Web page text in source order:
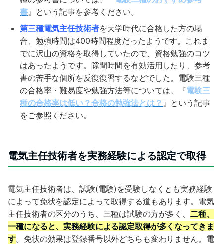
書 』という記事を参考ください。
第三種電気主任技術者を大学時代に合格した方の場
合、勉強時間は400時間程度だったようです。これま
でに沢山の資格を取得していたので、資格勉強のコツ
はあったようです。隙間時間を有効活用したり、参考
書の苦手な個所を反復復習するなどでした。電験三種
の合格率・難易度や勉強方法等については、『電験三
種の合格率は低い？合格の勉強法とは？ 』という記事
をご参照ください。
電気主任技術者を実務経験による認定で取得
電気主任技術者は、試験(電験)を受験しなくとも実務経験
によって免状を認定によって取得する道もあります。電気
主任技術者の区分のうち、三種は試験の方が多く、 二種、
一種になると、実務経験による認定取得が多くなってきま
す。免状の効果は登録番号以外どちらも変わりません。電